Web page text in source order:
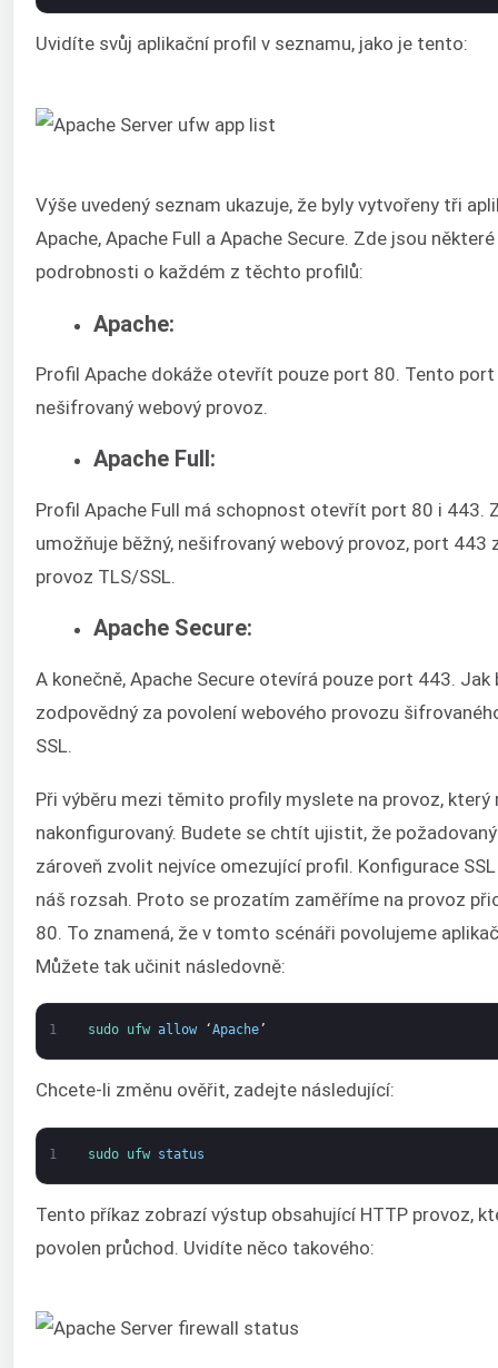
Uvidíte svůj aplikační profil v seznamu, jako je tento:
Výše uvedený seznam ukazuje, že byly vytvořeny tři
Apache, Apache Full a Apache Secure. Zde jsou
podrobnosti o každém z těchto profilů:
Apache:
Profil Apache dokáže otevřít pouze port 80. Tento port
nešifrovaný webový provoz.
Apache Full:
Profil Apache Full má schopnost otevřít port 80 i 443.
umožňuje běžný, nešifrovaný webový provoz, port
provoz TLS/SSL.
Apache Secure:
A konečně, Apache Secure otevírá pouze port 443. Jak
zodpovědný za povolení webového provozu
SSL.
Při výběru mezi těmito profily myslete na provoz, který
nakonfigurovaný. Budete se chtít ujistit, že
zároveň zvolit nejvíce omezující profil. Konfigurace
náš rozsah. Proto se prozatím zaměříme na provoz
80. To znamená, že v tomto scénáři povolujeme
Můžete tak učinit následovně:
1 sudo ufw allow ‘Apache’
Chcete-li změnu ověřit, zadejte následující:
1 sudo ufw status
Tento příkaz zobrazí výstup obsahující HTTP provoz,
povolen průchod. Uvidíte něco takového: